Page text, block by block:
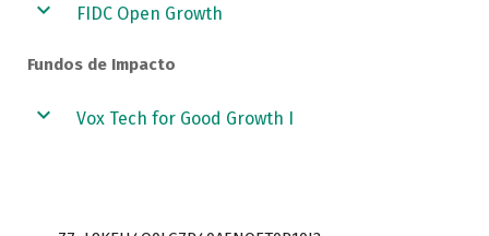
FIDC Open Growth
Fundos de Impacto
Vox Tech for Good Growth I